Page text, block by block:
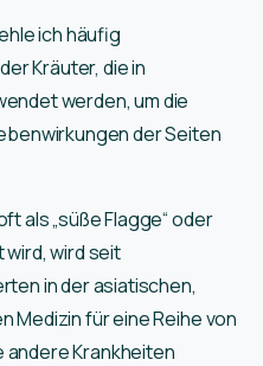
ich häufig
Kräuter, die in
werden, um die
der Seiten
als „süße Flagge“ oder
wird, wird seit
in der asiatischen,
Medizin für eine Reihe von
Krankheiten